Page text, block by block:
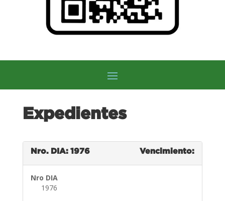
Expedientes
Nro. DIA: 1976 Vencimiento:
Nro DIA
1976